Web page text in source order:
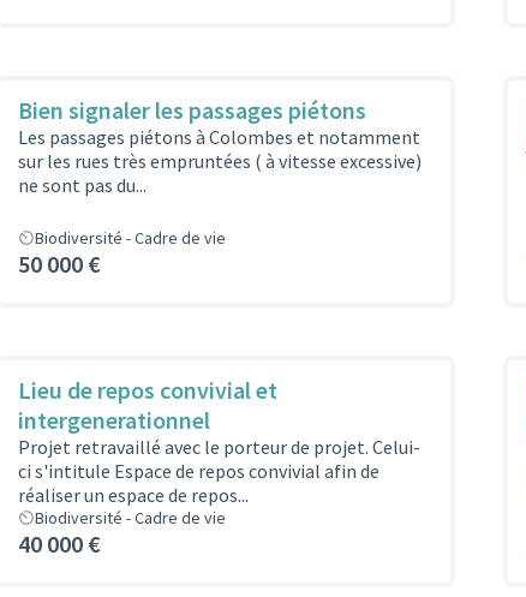
Bien signaler les passages piétons
Les passages piétons à Colombes et notamment
sur les rues très empruntées ( à vitesse excessive)
ne sont pas du...
Biodiversité - Cadre de vie
50 000 €
Lieu de repos convivial et
intergenerationnel
Projet retravaillé avec le porteur de projet. Celui-
ci s'intitule Espace de repos convivial afin de
réaliser un espace de repos...
Biodiversité - Cadre de vie
40 000 €